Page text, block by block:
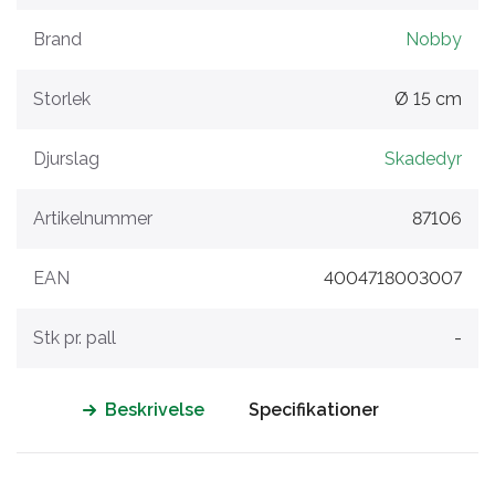
Brand Nobby
Storlek Ø 15 cm
Djurslag Skadedyr
Artikelnummer 87106
EAN 4004718003007
Stk pr. pall -
Beskrivelse Specifikationer